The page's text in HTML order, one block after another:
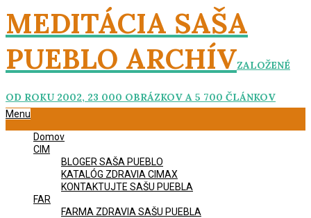
Skip
to
content
MEDITÁCIA SAŠA
PUEBLO ARCHÍVZALOŽENÉ
OD ROKU 2002, 23 000 OBRÁZKOV A 5 700 ČLÁNKOV
Primary
Menu
Domov
CIM
BLOGER SAŠA PUEBLO
KATALÓG ZDRAVIA CIMAX
KONTAKTUJTE SAŠU PUEBLA
FAR
FARMA ZDRAVIA SAŠU PUEBLA